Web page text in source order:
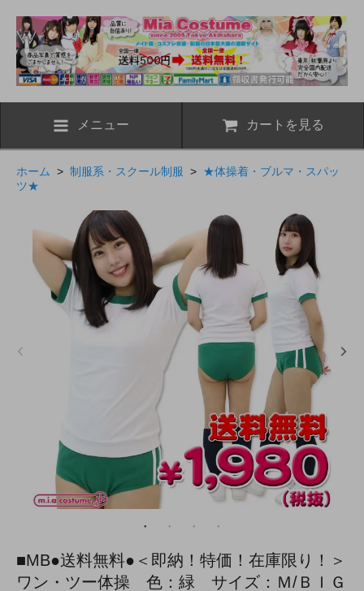
メニュー カートを見る
ホーム > 制服系・スクール制服 > ★体操着・ブルマ・スパッ
ツ★
■MB●送料無料●＜即納！特価！在庫限り！＞
ワン・ツー体操 色：緑 サイズ：Ｍ/ＢＩＧ